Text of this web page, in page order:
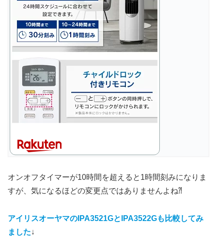
オンオフタイマーが10時間を超えると1時間刻みになりま
すが、気になるほどの変更点ではありませんよね⁈
アイリスオーヤマのIPA3521GとIPA3522Gも比較してみ
ました↓